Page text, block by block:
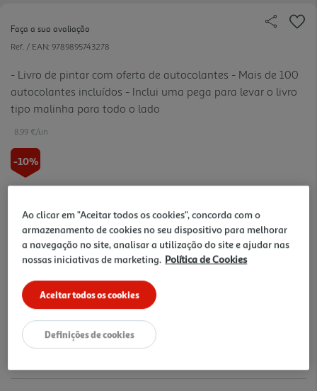
Faça a sua avaliação
Ref. / EAN: 9789895743278
- Livro de pintar com oferta de autocolantes - Mais de 100
autocolantes incluídos - Inclui uma pega para levar o livro
tipo malinha para todo o lado
8.99 €/un
-10%
8,99 €
Notas de preparação
Ao clicar em "Aceitar todos os cookies", concorda com o
armazenamento de cookies no seu dispositivo para melhorar
a navegação no site, analisar a utilização do site e ajudar nas
nossas iniciativas de marketing. Política de Cookies
Aceitar todos os cookies
Definições de cookies